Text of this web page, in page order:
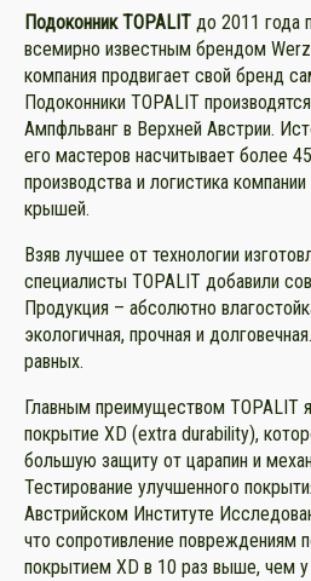
Подоконник TOPALIT до 2011 года
всемирно известным брендом
компания продвигает свой бренд
Подоконники TOPALIT
Ампфльванг в Верхней Австрии.
его мастеров насчитывает более
производства и логистика
крышей.
Взяв лучшее от технологии
специалисты TOPALIT добавили
Продукция – абсолютно
экологичная, прочная и
равных.
Главным преимуществом TOPALIT
покрытие XD (extra durability),
большую защиту от царапин и
Тестирование улучшенного
Австрийском Институте
что сопротивление повреждениям
покрытием XD в 10 раз выше, чем у